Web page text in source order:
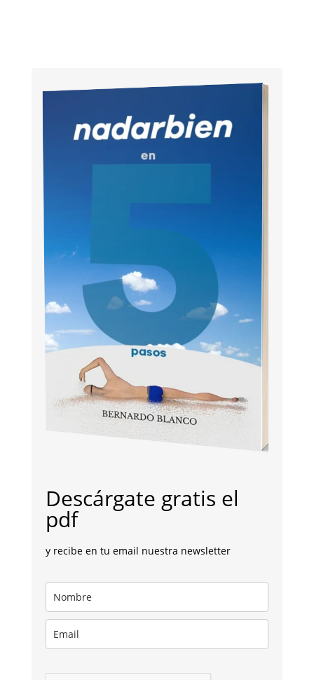
Descárgate gratis el
pdf
y recibe en tu email nuestra newsletter